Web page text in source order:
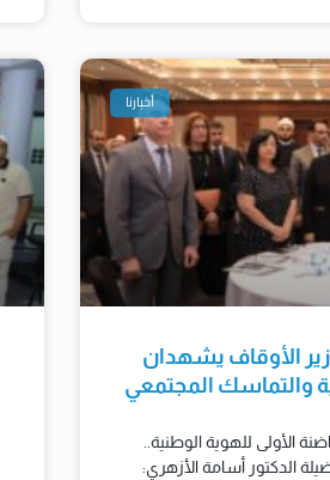
أخبارنا
الأوقاف يشهدان
والتماسك المجتمعي
الأولى للهوية الوطنية..
الدكتور أسامة الأزهري: